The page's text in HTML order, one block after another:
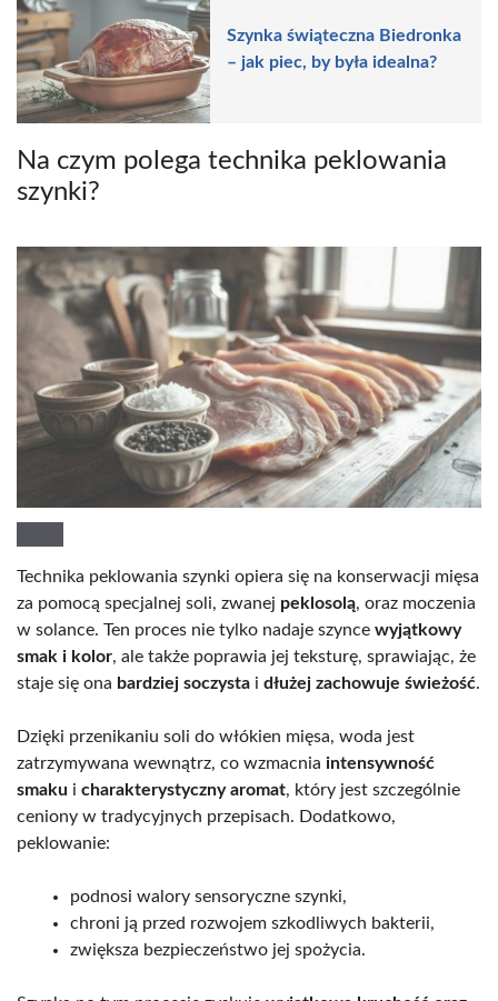
Szynka świąteczna Biedronka
– jak piec, by była idealna?
Na czym polega technika peklowania
szynki?
Technika peklowania szynki opiera się na konserwacji mięsa
za pomocą specjalnej soli, zwanej peklosolą, oraz moczenia
w solance. Ten proces nie tylko nadaje szynce wyjątkowy
smak i kolor, ale także poprawia jej teksturę, sprawiając, że
staje się ona bardziej soczysta i dłużej zachowuje świeżość.
Dzięki przenikaniu soli do włókien mięsa, woda jest
zatrzymywana wewnątrz, co wzmacnia intensywność
smaku i charakterystyczny aromat, który jest szczególnie
ceniony w tradycyjnych przepisach. Dodatkowo,
peklowanie:
podnosi walory sensoryczne szynki,
chroni ją przed rozwojem szkodliwych bakterii,
zwiększa bezpieczeństwo jej spożycia.